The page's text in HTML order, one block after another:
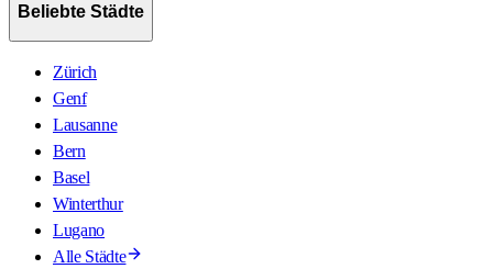
Beliebte Städte
Zürich
Genf
Lausanne
Bern
Basel
Winterthur
Lugano
Alle Städte